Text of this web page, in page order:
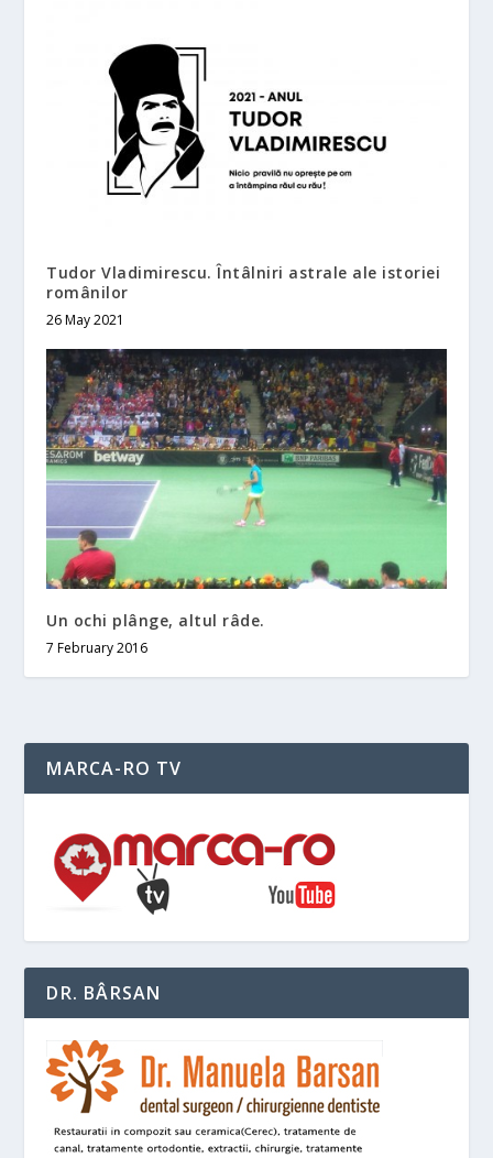
Tudor Vladimirescu. Întâlniri astrale ale istoriei
românilor
26 May 2021
Un ochi plânge, altul râde.
7 February 2016
MARCA-RO TV
DR. BÂRSAN